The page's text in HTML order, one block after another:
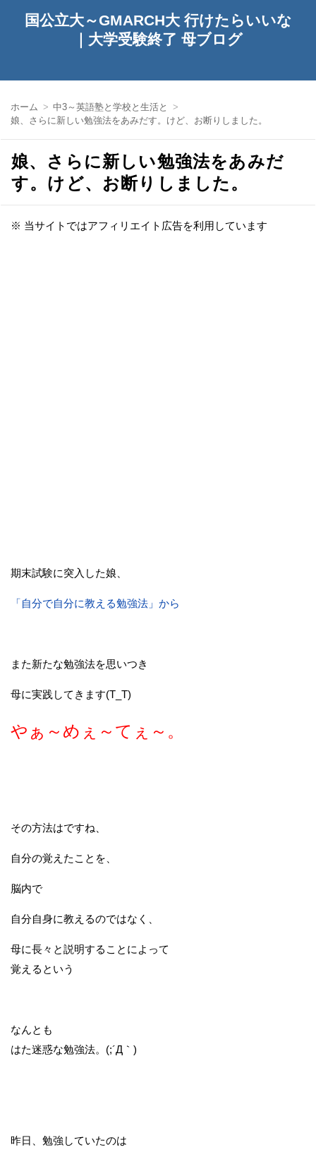
国公立大～GMARCH大 行けたらいいな
｜大学受験終了 母ブログ
ホーム
中3～英語塾と学校と生活と
娘、さらに新しい勉強法をあみだす。けど、お断りしました。
娘、さらに新しい勉強法をあみだ
す。けど、お断りしました。
※ 当サイトではアフィリエイト広告を利用しています
期末試験に突入した娘、
「自分で自分に教える勉強法」から
また新たな勉強法を思いつき
母に実践してきます(T_T)
やぁ～めぇ～てぇ～。
その方法はですね、
自分の覚えたことを、
脳内で
自分自身に教えるのではなく、
母に長々と説明することによって
覚えるという
なんとも
はた迷惑な勉強法。(;´Д｀)
昨日、勉強していたのは